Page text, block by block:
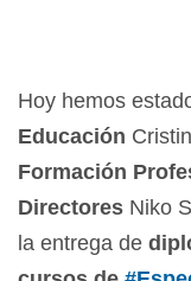
Hoy hemos
Educación
Formación
Directores Niko
la entrega de